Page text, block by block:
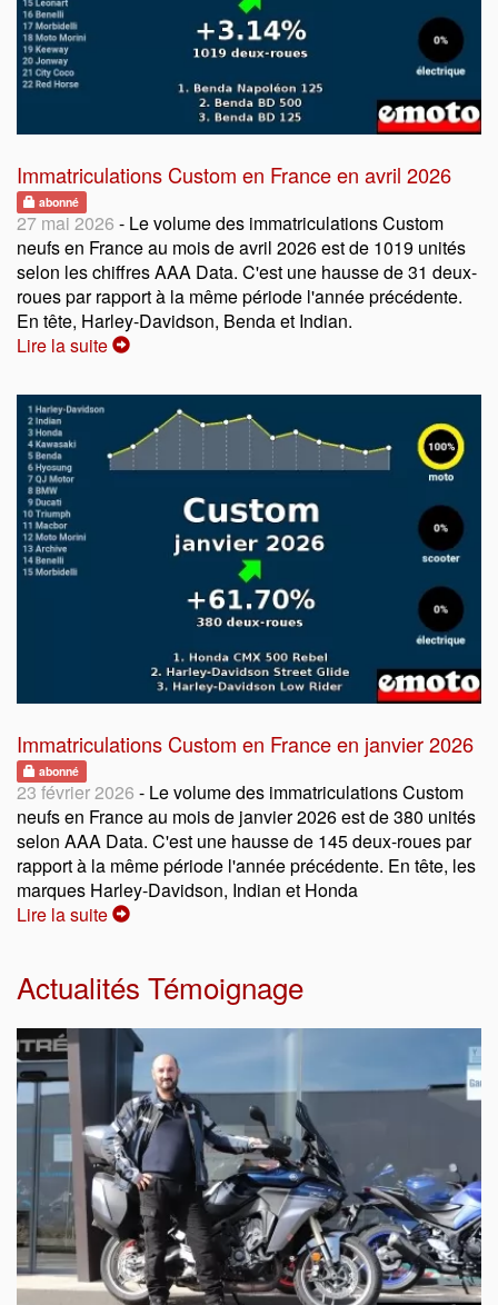
Immatriculations Custom en France en avril 2026
abonné
27 mai 2026 - Le volume des immatriculations Custom
neufs en France au mois de avril 2026 est de 1019 unités
selon les chiffres AAA Data. C'est une hausse de 31 deux-
roues par rapport à la même période l'année précédente.
En tête, Harley-Davidson, Benda et Indian.
Lire la suite
Immatriculations Custom en France en janvier 2026
abonné
23 février 2026 - Le volume des immatriculations Custom
neufs en France au mois de janvier 2026 est de 380 unités
selon AAA Data. C'est une hausse de 145 deux-roues par
rapport à la même période l'année précédente. En tête, les
marques Harley-Davidson, Indian et Honda
Lire la suite
Actualités Témoignage